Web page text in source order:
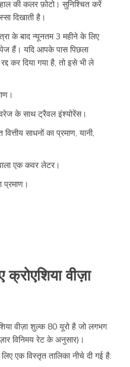
की कलर फ़ोटो। सुनिश्चित करें
दिखाती है।
के बाद न्यूनतम 3 महीने के लिए
हैं। यदि आपके पास पिछला
कर दिया गया है, तो इसे भी ले
के साथ ट्रैवल इंश्योरेंस।
साधनों का प्रमाण, यानी,
एक कवर लेटर।
प्रमाण।
क्रोएशिया वीज़ा
वीज़ा शुल्क 80 यूरो है जो लगभग
विनिमय रेट के अनुसार)।
एक विस्तृत तालिका नीचे दी गई है: